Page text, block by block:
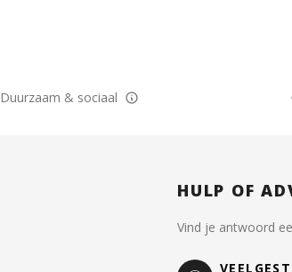
Duurzaam & sociaal
HULP OF
Vind je antwoord